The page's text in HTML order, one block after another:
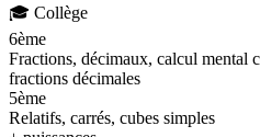
🎓 Collège
6ème
Fractions, décimaux, calcul mental
fractions décimales
5ème
Relatifs, carrés, cubes simples